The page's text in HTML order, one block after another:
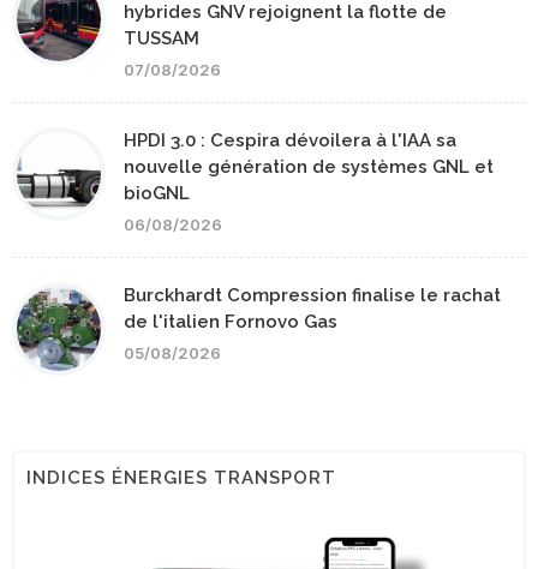
hybrides GNV rejoignent la flotte de
TUSSAM
07/08/2026
HPDI 3.0 : Cespira dévoilera à l'IAA sa
nouvelle génération de systèmes GNL et
bioGNL
06/08/2026
Burckhardt Compression finalise le rachat
de l'italien Fornovo Gas
05/08/2026
INDICES ÉNERGIES TRANSPORT